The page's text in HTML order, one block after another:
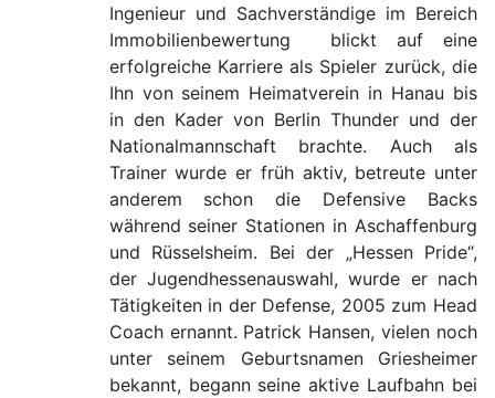
Ingenieur und Sachverständige im Bereich
Immobilienbewertung blickt auf eine
erfolgreiche Karriere als Spieler zurück, die
Ihn von seinem Heimatverein in Hanau bis
in den Kader von Berlin Thunder und der
Nationalmannschaft brachte. Auch als
Trainer wurde er früh aktiv, betreute unter
anderem schon die Defensive Backs
während seiner Stationen in Aschaffenburg
und Rüsselsheim. Bei der „Hessen Pride“,
der Jugendhessenauswahl, wurde er nach
Tätigkeiten in der Defense, 2005 zum Head
Coach ernannt. Patrick Hansen, vielen noch
unter seinem Geburtsnamen Griesheimer
bekannt, begann seine aktive Laufbahn bei